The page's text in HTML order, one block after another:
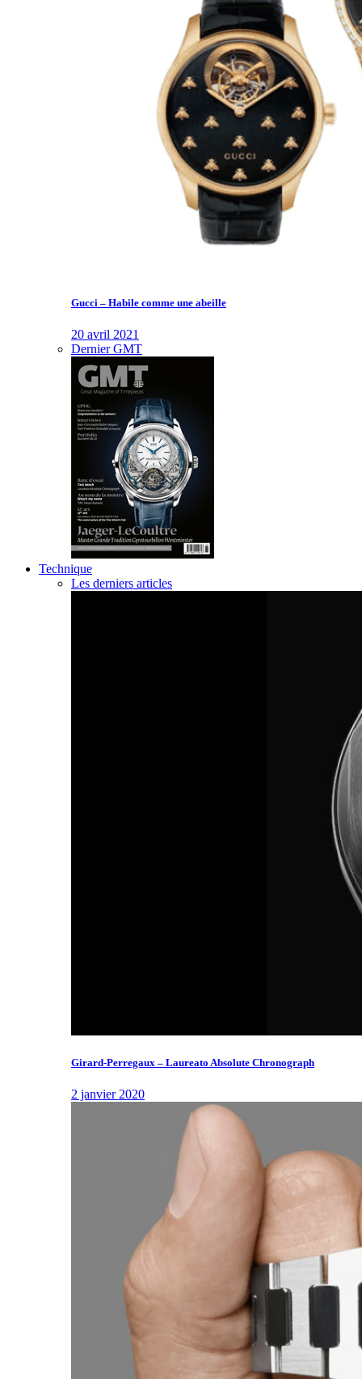
Gucci – Habile comme une abeille
20 avril 2021
Dernier GMT
Technique
Les derniers articles
Girard-Perregaux – Laureato Absolute Chronograph
2 janvier 2020